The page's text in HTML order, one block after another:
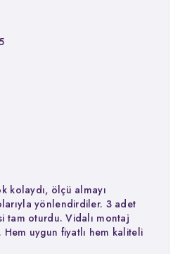
kolaydı, ölçü almayı
yönlendirdiler. 3 adet
tam oturdu. Vidalı montaj
uygun fiyatlı hem kaliteli